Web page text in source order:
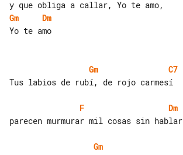
Gm
Dm
Yo te amo
Gm
C7
Tus labios de rubí, de rojo carmesí
F
Dm
parecen murmurar mil cosas sin hablar
Gm